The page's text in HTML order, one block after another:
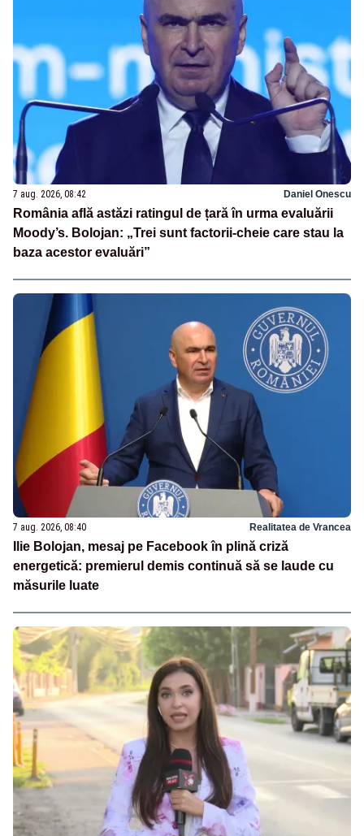
7 aug. 2026, 08:42 Daniel Onescu
România află astăzi ratingul de țară în urma evaluării
Moody’s. Bolojan: „Trei sunt factorii-cheie care stau la
baza acestor evaluări”
7 aug. 2026, 08:40 Realitatea de Vrancea
Ilie Bolojan, mesaj pe Facebook în plină criză
energetică: premierul demis continuă să se laude cu
măsurile luate